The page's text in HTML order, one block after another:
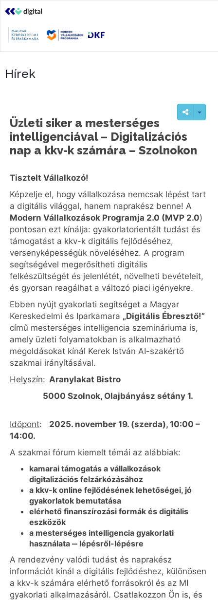
Hírek
Üzleti siker a mesterséges
intelligenciával – Digitalizációs
nap a kkv-k számára – Szolnokon
Tisztelt Vállalkozó!
Képzelje el, hogy vállalkozása nemcsak lépést tart
a digitális világgal, hanem naprakész benne! A
Modern Vállalkozások Programja 2.0 (MVP 2.0)
pontosan ezt kínálja: gyakorlatorientált tudást és
támogatást a kkv-k digitális fejlődéséhez,
versenyképességük növeléséhez. A program
segítségével megerősítheti digitális
felkészültségét és jelenlétét, növelheti bevételeit,
és gyorsan reagálhat a változó piaci igényekre.
Ebben nyújt gyakorlati segítséget a Magyar
Kereskedelmi és Iparkamara „Digitális Ébresztő!”
című mesterséges intelligencia szemináriuma is,
amely üzleti folyamatokban is alkalmazható
megoldásokat kínál Kerek István AI-szakértő
szakmai irányításával.
Helyszín: Aranylakat Bistro
5000 Szolnok, Olajbányász sétány 1.
Időpont: 2025. november 19. (szerda), 10:00 –
14:00.
A szakmai fórum kiemelt témái az alábbiak:
kamarai támogatás a vállalkozások
digitalizációs felzárkózásához
a kkv-k online fejlődésének lehetőségei, jó
gyakorlatok bemutatása
elérhető finanszírozási formák és digitális
eszközök
a mesterséges intelligencia gyakorlati
használata ‒ lépésről-lépésre
A rendezvény valódi tudást és naprakész
információt kínál a digitális fejlődéshez, különösen
a kkv-k számára elérhető forrásokról és az MI
gyakorlati alkalmazásáról. Csatlakozzon Ön is, és